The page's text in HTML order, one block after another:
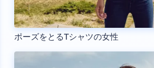
ポーズをとるTシャツの女性